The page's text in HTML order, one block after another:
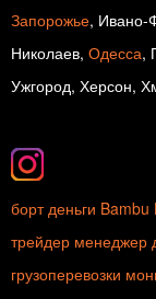
Запорожье, Ивано-
Николаев, Одесса,
Ужгород, Херсон,
борт деньги Bambu
трейдер менеджер
грузоперевозки